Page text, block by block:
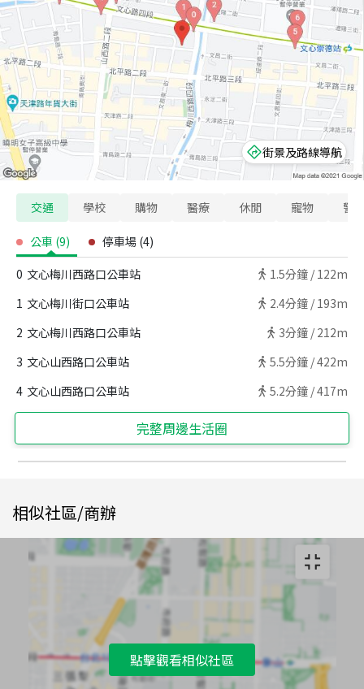
街景及路線導航
交通 學校 購物 醫療 休閒 寵物 警
公車 (9) 停車場 (4)
0 文心梅川西路口公車站 1.5分鐘 / 122m
1 文心梅川街口公車站 2.4分鐘 / 193m
2 文心梅川西路口公車站 3分鐘 / 212m
3 文心山西路口公車站 5.5分鐘 /422m
4 文心山西路口公車站 5.2分鐘 /417m
完整周邊生活圈
相似社區/商辦
點擊觀看相似社區